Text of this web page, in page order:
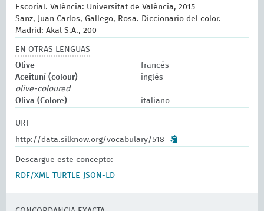
Escorial. València: Universitat de València, 2015
Sanz, Juan Carlos, Gallego, Rosa. Diccionario del color.
Madrid: Akal S.A., 200
EN OTRAS LENGUAS
Olive
francés
Aceituní (colour)
inglés
olive-coloured
Oliva (Colore)
italiano
URI
http://data.silknow.org/vocabulary/518
Descargue este concepto:
RDF/XML
TURTLE JSON-LD